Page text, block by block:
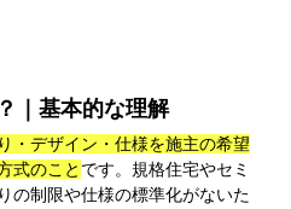
｜基本的な理解
・デザイン・仕様を施主の希望
式のこと です。規格住宅やセミ
の制限や仕様の標準化がないた